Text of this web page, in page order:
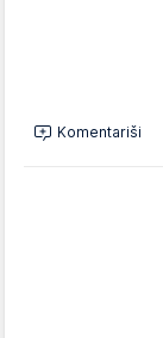
Komentariši